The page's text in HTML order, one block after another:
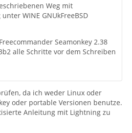
Weg mit
WINE GNUkFreeBSD
Seamonkey 2.38
alle Schritte vor dem Schreiben
da ich weder Linux oder
oder portable Versionen benutze.
Anleitung mit Lightning zu